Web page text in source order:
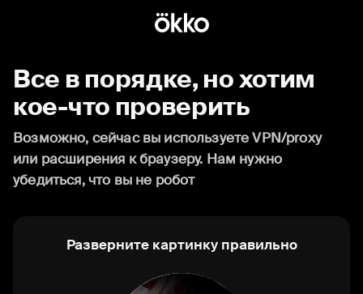
Все в порядке, но хотим
кое-что проверить
Возможно, сейчас вы используете VPN/proxy
или расширения к браузеру. Нам нужно
убедиться, что вы не робот
Разверните картинку правильно